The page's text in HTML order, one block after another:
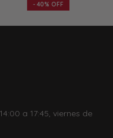
40
a 17:45, viernes de